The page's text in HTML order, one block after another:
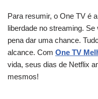
Para resumir, o One TV é
liberdade no streaming.
pena dar uma chance.
alcance. Com One TV
vida, seus dias de Netflix
mesmos!